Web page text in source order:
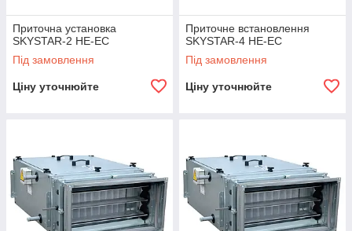
Приточна установка
SKYSTAR-2 HE-ЕС
Під замовлення
Ціну уточнюйте
Приточне встановлення
SKYSTAR-4 HE-ЕС
Під замовлення
Ціну уточнюйте